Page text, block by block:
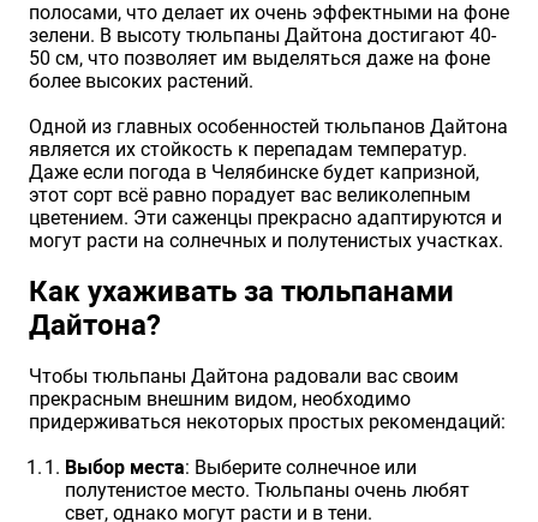
полосами, что делает их очень эффектными на фоне
зелени. В высоту тюльпаны Дайтона достигают 40-
50 см, что позволяет им выделяться даже на фоне
более высоких растений.
Одной из главных особенностей тюльпанов Дайтона
является их стойкость к перепадам температур.
Даже если погода в Челябинске будет капризной,
этот сорт всё равно порадует вас великолепным
цветением. Эти саженцы прекрасно адаптируются и
могут расти на солнечных и полутенистых участках.
Как ухаживать за тюльпанами
Дайтона?
Чтобы тюльпаны Дайтона радовали вас своим
прекрасным внешним видом, необходимо
придерживаться некоторых простых рекомендаций:
Выбор места: Выберите солнечное или
полутенистое место. Тюльпаны очень любят
свет, однако могут расти и в тени.